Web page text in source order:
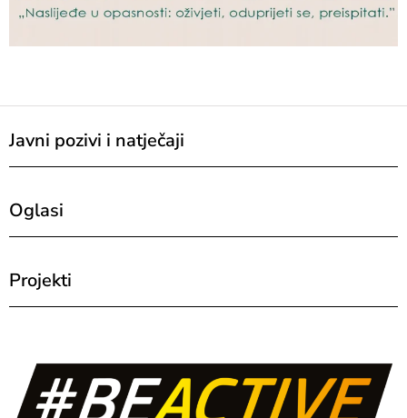
Javni pozivi i natječaji
Oglasi
Projekti